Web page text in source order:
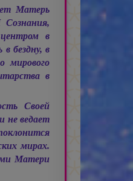
Матерь
в
бездну, в
мирового
в
Своей
не ведает
мирах.
Матери